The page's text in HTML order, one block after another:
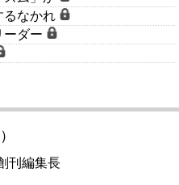
るなかれ
ーダー
刊編集長